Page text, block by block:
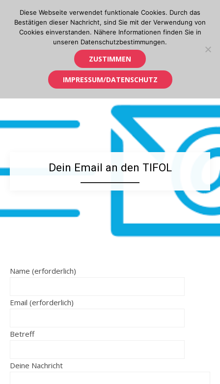
content
Orientierungslauf in Tirol
Dein Email an den TIFOL
Name (erforderlich)
Email (erforderlich)
Betreff
Deine Nachricht
Diese Webseite verwendet funktionale Cookies. Durch das
Bestätigen dieser Nachricht, sind Sie mit der Verwendung von
Cookies einverstanden. Nähere Informationen finden Sie in
unseren Datenschutzbestimmungen.
ZUSTIMMEN
IMPRESSUM/DATENSCHUTZ